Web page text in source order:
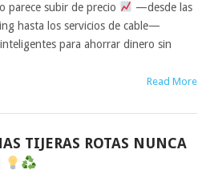
parece subir de precio
—desde las
hasta los servicios de cable—
para ahorrar dinero sin
Read More
TIJERAS ROTAS NUNCA